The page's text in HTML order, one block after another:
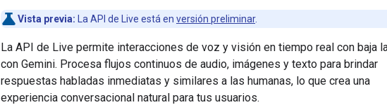
Vista previa: La API de Live está en versión preliminar.
La API de Live permite interacciones de voz y visión en tiempo real con baja
con Gemini. Procesa flujos continuos de audio, imágenes y texto para brindar
respuestas habladas inmediatas y similares a las humanas, lo que crea una
experiencia conversacional natural para tus usuarios.